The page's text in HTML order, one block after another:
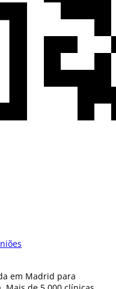
em Madrid para